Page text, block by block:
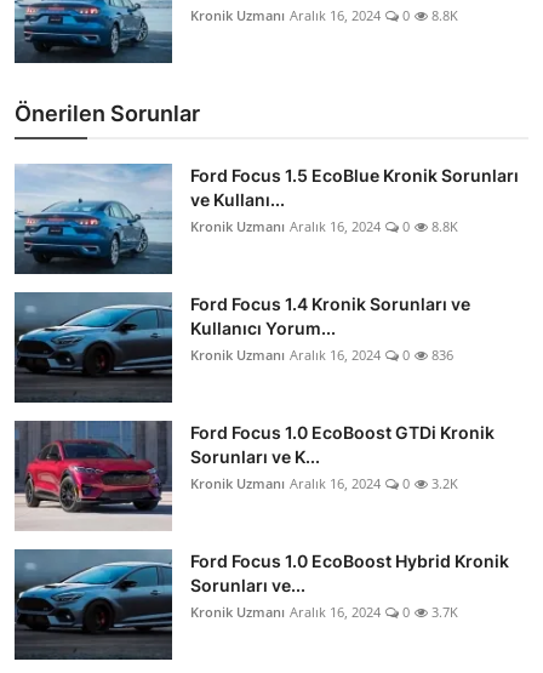
Kronik Uzmanı Aralık 16, 2024 0 8.8K
Önerilen Sorunlar
Ford Focus 1.5 EcoBlue Kronik Sorunları
ve Kullanı...
Kronik Uzmanı Aralık 16, 2024 0 8.8K
Ford Focus 1.4 Kronik Sorunları ve
Kullanıcı Yorum...
Kronik Uzmanı Aralık 16, 2024 0 836
Ford Focus 1.0 EcoBoost GTDi Kronik
Sorunları ve K...
Kronik Uzmanı Aralık 16, 2024 0 3.2K
Ford Focus 1.0 EcoBoost Hybrid Kronik
Sorunları ve...
Kronik Uzmanı Aralık 16, 2024 0 3.7K